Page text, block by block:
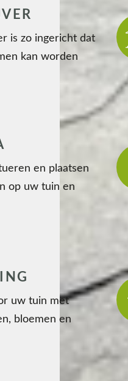
is zo ingericht dat
kan worden
en plaatsen
op uw tuin en
uw tuin met
bloemen en